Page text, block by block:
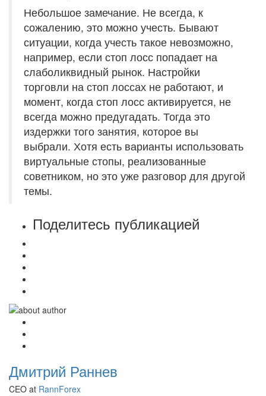
Небольшое замечание. Не всегда, к
сожалению, это можно учесть. Бывают
ситуации, когда учесть такое невозможно,
например, если стоп лосс попадает на
слаболиквидный рынок. Настройки
торговли на стоп лоссах не работают, и
момент, когда стоп лосс активируется, не
всегда можно предугадать. Тогда это
издержки того занятия, которое вы
выбрали. Хотя есть варианты использовать
виртуальные стопы, реализованные
советником, но это уже разговор для другой
темы.
Поделитесь публикацией
Дмитрий Раннев
CEO at RannForex